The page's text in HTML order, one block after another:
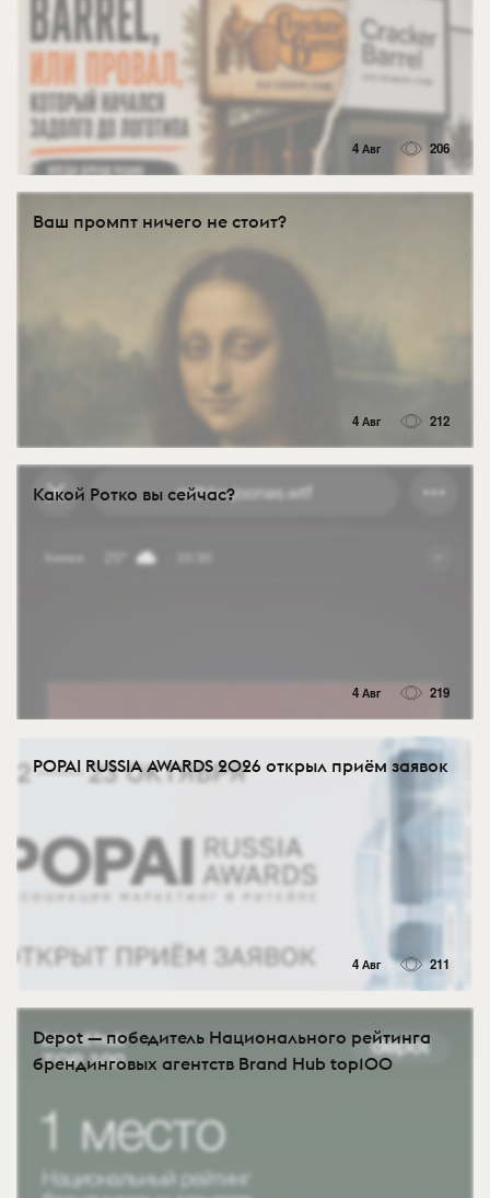
4 Авг 206
Ваш промпт ничего не стоит?
4 Авг 212
Какой Ротко вы сейчас?
4 Авг 219
POPAI RUSSIA AWARDS 2026 открыл приём заявок
4 Авг 211
Depot — победитель Национального рейтинга
брендинговых агентств Brand Hub top100